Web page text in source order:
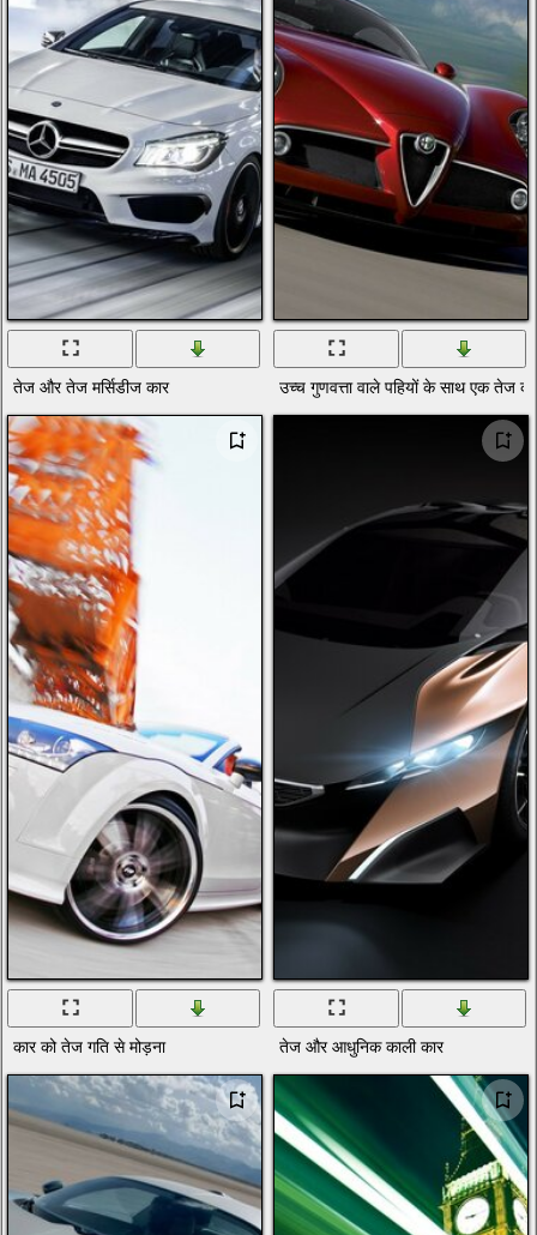
तेज और तेज मर्सिडीज कार उच्च गुणवत्ता वाले पहियों के साथ एक तेज
कार को तेज गति से मोड़ना तेज और आधुनिक काली कार